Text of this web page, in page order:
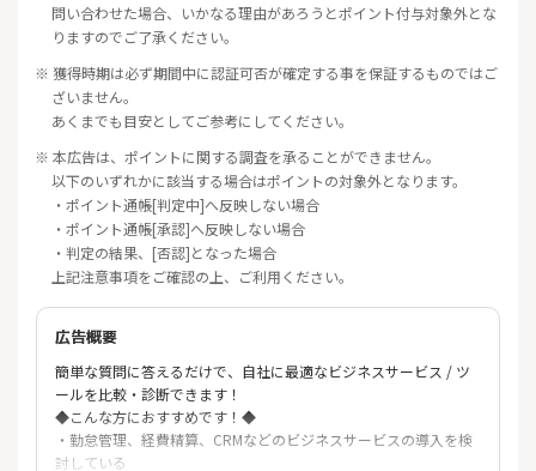
問い合わせた場合、いかなる理由があろうとポイント付与対象外とな
りますのでご了承ください。
※ 獲得時期は必ず期間中に認証可否が確定する事を保証するものではご
ざいません。
あくまでも目安としてご参考にしてください。
※ 本広告は、ポイントに関する調査を承ることができません。
以下のいずれかに該当する場合はポイントの対象外となります。
・ポイント通帳[判定中]へ反映しない場合
・ポイント通帳[承認]へ反映しない場合
・判定の結果、[否認]となった場合
上記注意事項をご確認の上、ご利用ください。
広告概要
簡単な質問に答えるだけで、自社に最適なビジネスサービス / ツ
ールを比較・診断できます！
◆こんな方におすすめです！◆
・勤怠管理、経費精算、CRMなどのビジネスサービスの導入を検
討している